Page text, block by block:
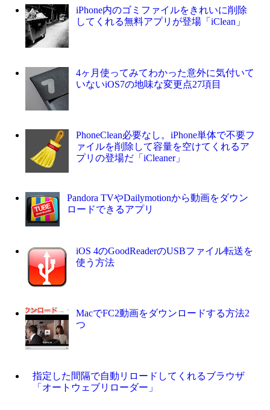
iPhone内のゴミファイルをきれいに削除
してくれる無料アプリが登場「iClean」
4ヶ月使ってみてわかった意外に気付いて
いないiOS7の地味な変更点27項目
PhoneClean必要なし。iPhone単体で不要フ
ァイルを削除して容量を空けてくれるア
プリの登場だ「iCleaner」
Pandora TVやDailymotionから動画をダウン
ロードできるアプリ
iOS 4のGoodReaderのUSBファイル転送を
使う方法
MacでFC2動画をダウンロードする方法2
つ
指定した間隔で自動リロードしてくれるブラウザ
「オートウェブリローダー」